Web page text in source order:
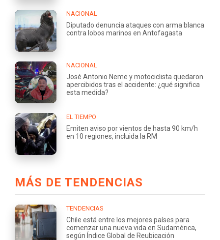
NACIONAL
Diputado denuncia ataques con arma blanca
contra lobos marinos en Antofagasta
NACIONAL
José Antonio Neme y motociclista quedaron
apercibidos tras el accidente: ¿qué significa
esta medida?
EL TIEMPO
Emiten aviso por vientos de hasta 90 km/h
en 10 regiones, incluida la RM
MÁS DE TENDENCIAS
TENDENCIAS
Chile está entre los mejores países para
comenzar una nueva vida en Sudamérica,
según Índice Global de Reubicación